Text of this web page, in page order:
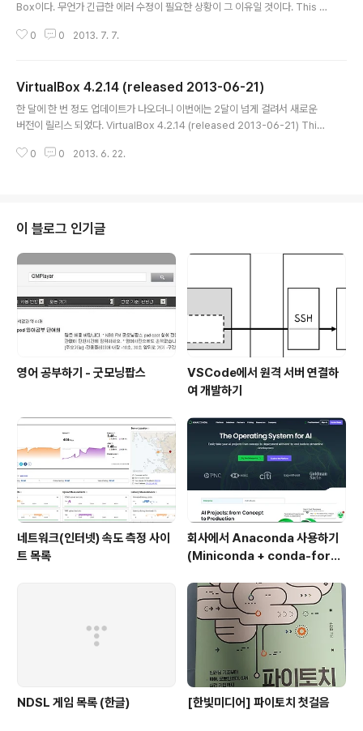
Box이다. 무언가 긴급한 에러 수정이 필요한 상황이 그 이유일 것이다. This is
dded: • OVF/OVA: don't crash on import if no manifest is used (4.
a crash when hotplugging an empty DVD drive to t..
0 0 2013. 7. 7.
VirtualBox 4.2.14 (released 2013-06-21)
한 달에 한 번 정도 업데이트가 나오더니 이번에는 2달이 넘게 걸려서 새로운
버전이 릴리스 되었다. VirtualBox 4.2.14 (released 2013-06-21) This i
added: VMM: another TLB invalidation fix for non-present pages
0 0 2013. 6. 22.
이 블로그 인기글
영어 공부하기 - 굿모닝팝스
VSCode에서 원격 서버 연결하
여 개발하기
네트워크(인터넷) 속도 측정 사이
트 목록
회사에서 Anaconda 사용하기
(Miniconda + conda-forg
NDSL 게임 목록 (한글) [한빛미디어] 파이토치 첫걸음